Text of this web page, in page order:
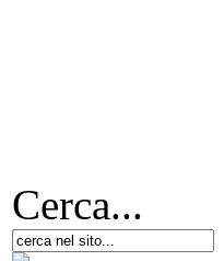
Cerca...